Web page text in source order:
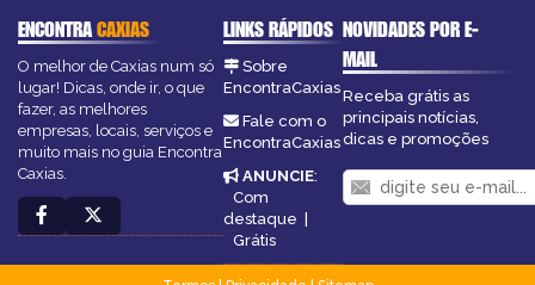
ENCONTRACAXIAS
O melhor de Caxias num só
lugar! Dicas, onde ir, o que
fazer, as melhores
empresas, locais, serviços e
muito mais no guia Encontra
Caxias.
LINKS RÁPIDOS
Sobre
EncontraCaxias
Fale com o
EncontraCaxias
ANUNCIE:
Com
destaque
Grátis
NOVIDADES POR E-
MAIL
Receba grátis as
principais notícias,
dicas e promoções